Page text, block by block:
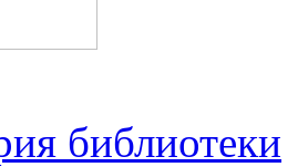
библиотеки